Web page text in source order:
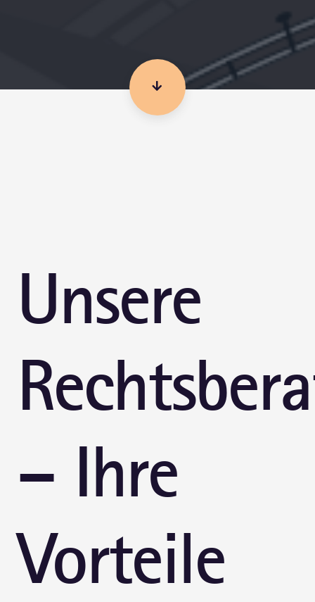
Unsere
– Ihre
Vorteile